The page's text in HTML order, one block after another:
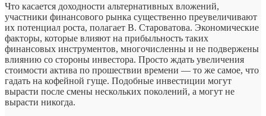
Что касается доходности альтернативных вложений,
участники финансового рынка существенно преувеличивают
их потенциал роста, полагает В. Староватова. Экономические
факторы, которые влияют на прибыльность таких
финансовых инструментов, многочисленны и не подвержены
влиянию со стороны инвестора. Просто ждать увеличения
стоимости актива по прошествии времени — то же самое, что
гадать на кофейной гуще. Подобные инвестиции могут
вырасти после смены нескольких поколений, а могут не
вырасти никогда.